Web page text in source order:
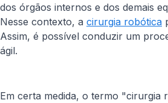
dos órgãos internos e dos demais
Nesse contexto, a cirurgia robótica
Assim, é possível conduzir um
ágil.
Em certa medida, o termo "cirurgia